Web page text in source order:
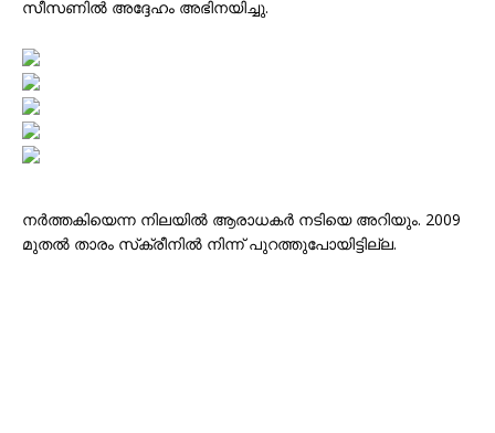
സീസണിൽ അദ്ദേഹം അഭിനയിച്ചു.
നർത്തകിയെന്ന നിലയിൽ ആരാധകർ നടിയെ അറിയും. 2009
മുതൽ താരം സ്‌ക്രീനിൽ നിന്ന് പുറത്തുപോയിട്ടില്ല.